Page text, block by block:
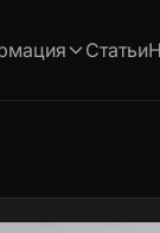
Статьи